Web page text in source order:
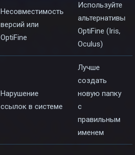
Несовместимость
версий или
OptiFine
Используйте
альтернативы
OptiFine (Iris,
Oculus)
Нарушение
ссылок в системе
Лучше
создать
новую папку
с
правильным
именем